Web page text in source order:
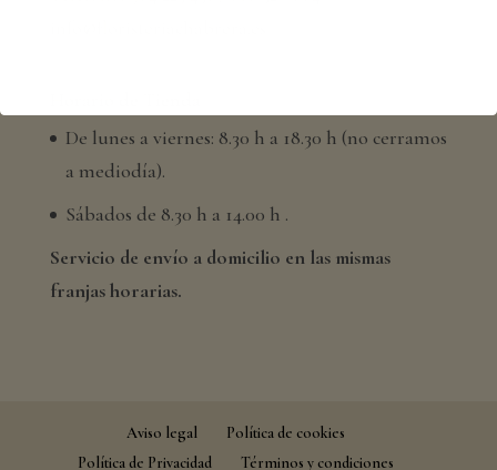
De lunes a viernes: 8.30 h a 18.30 h (no cerramos
a mediodía).
Sábados de 8.30 h a 14.00 h .
Servicio de envío a domicilio en las mismas
franjas horarias.
Aviso legal
Política de cookies
Política de Privacidad
Términos y condiciones